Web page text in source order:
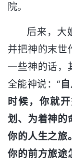
院。
后来，大
并把神的末世
一些神的话，
全能神说：“
时候，你就
划、为着神的
你的人生之旅
你的前方旅途